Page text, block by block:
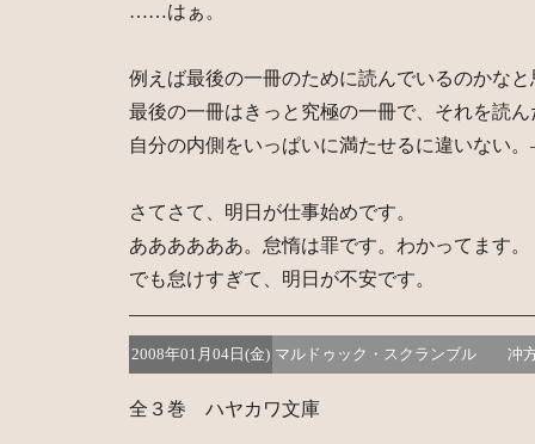
……はぁ。
例えば最後の一冊のために読んでいるのかな
最後の一冊はきっと究極の一冊で、それを読
自分の内側をいっぱいに満たせるに違いない
さてさて、明日が仕事始めです。
ああああああ。怠惰は罪です。わかってます。
でも怠けすぎて、明日が不安です。
2008年01月04日(金) マルドゥック・スクランブル 冲
全３巻 ハヤカワ文庫